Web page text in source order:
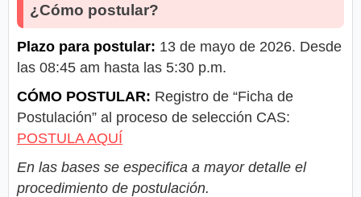
¿Cómo postular?
Plazo para postular: 13 de mayo de 2026. Desde
las 08:45 am hasta las 5:30 p.m.
CÓMO POSTULAR: Registro de “Ficha de
Postulación” al proceso de selección CAS:
POSTULA AQUÍ
En las bases se especifica a mayor detalle el
procedimiento de postulación.